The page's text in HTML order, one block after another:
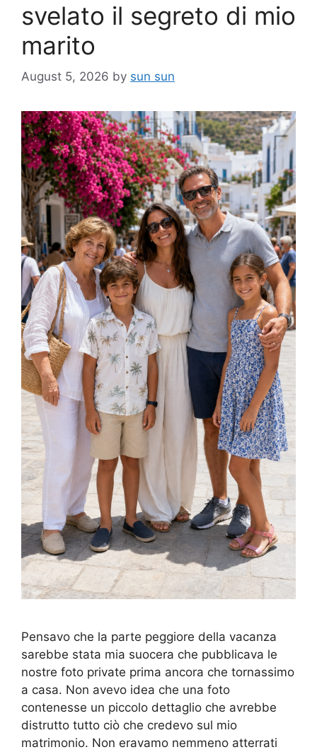
svelato il segreto di mio
marito
August 5, 2026 by sun sun
Pensavo che la parte peggiore della vacanza
sarebbe stata mia suocera che pubblicava le
nostre foto private prima ancora che tornassimo
a casa. Non avevo idea che una foto
contenesse un piccolo dettaglio che avrebbe
distrutto tutto ciò che credevo sul mio
matrimonio. Non eravamo nemmeno atterrati